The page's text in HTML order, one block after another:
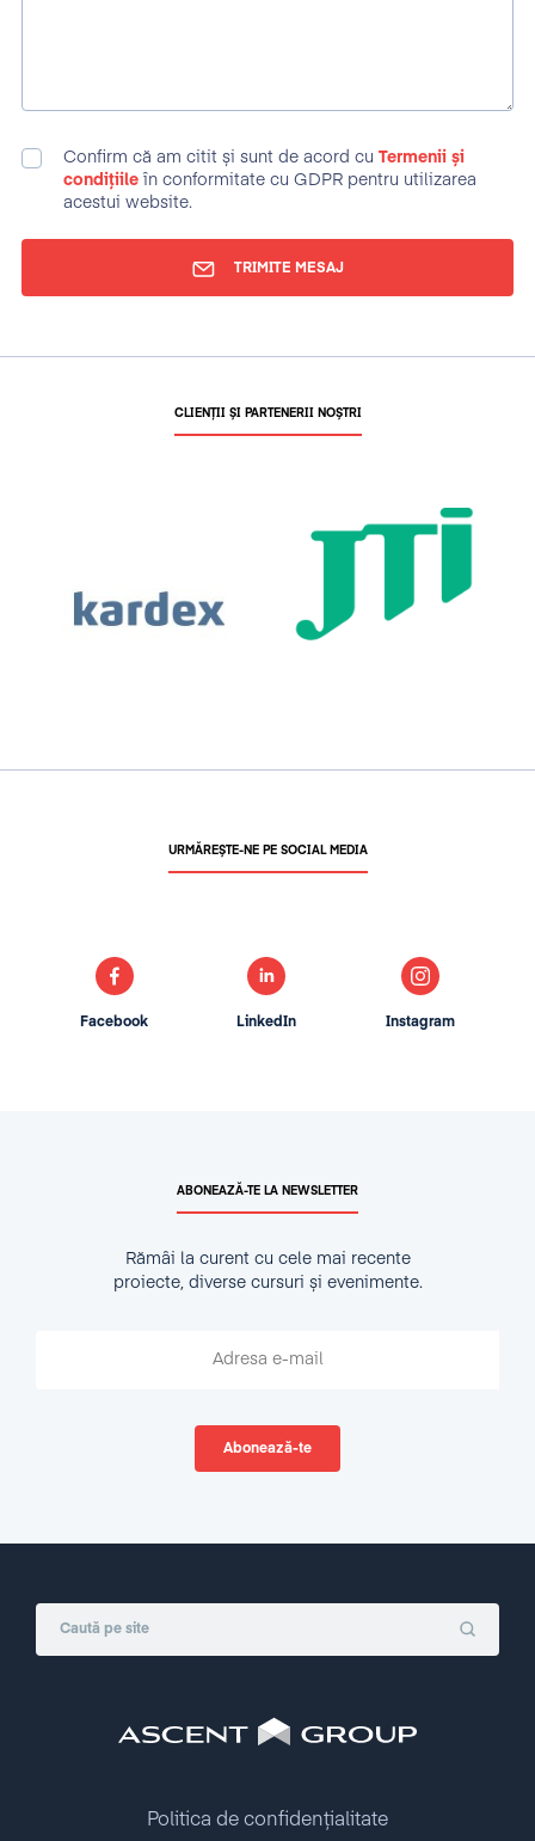
Confirm că am citit și sunt de acord cu Termenii și
condițiile în conformitate cu GDPR pentru utilizarea
acestui website.
TRIMITE MESAJ
CLIENȚII ȘI PARTENERII NOȘTRI
ABONEAZĂ-TE LA NEWSLETTER
Rămâi la curent cu cele mai recente
proiecte, diverse cursuri și evenimente.
URMĂREȘTE-NE PE SOCIAL MEDIA
Facebook LinkedIn Instagram
Politica de confidențialitate